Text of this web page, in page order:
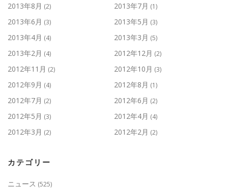
2013年8月 (2) 2013年7月 (1)
2013年6月 (3) 2013年5月 (3)
2013年4月 (4) 2013年3月 (5)
2013年2月 (4) 2012年12月 (2)
2012年11月 (2) 2012年10月 (3)
2012年9月 (4) 2012年8月 (1)
2012年7月 (2) 2012年6月 (2)
2012年5月 (3) 2012年4月 (4)
2012年3月 (2) 2012年2月 (2)
カテゴリー
ニュース (525)